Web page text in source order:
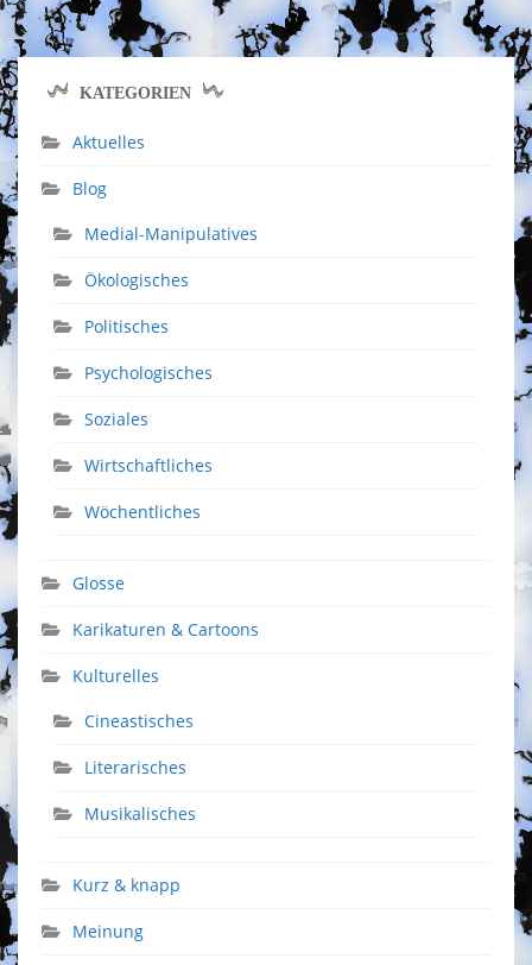
KATEGORIEN
Aktuelles
Blog
Medial-Manipulatives
Ökologisches
Politisches
Psychologisches
Soziales
Wirtschaftliches
Wöchentliches
Glosse
Karikaturen & Cartoons
Kulturelles
Cineastisches
Literarisches
Musikalisches
Kurz & knapp
Meinung